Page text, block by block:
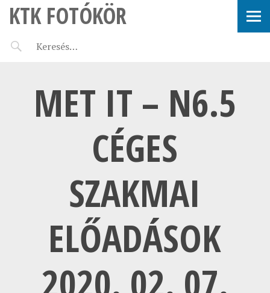
KTK FOTÓKÖR
MET IT – N6.5
CÉGES
SZAKMAI
ELŐADÁSOK
2020. 02. 07.